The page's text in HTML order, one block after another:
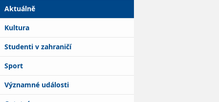
Aktuálně
Kultura
Studenti v zahraničí
Sport
Významné události